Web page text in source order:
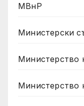
МВнР
Министерски
Министерство
Министерство